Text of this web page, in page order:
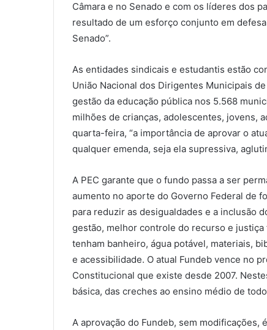
Câmara e no Senado e com os líderes dos
resultado de um esforço conjunto em
Senado”.
As entidades sindicais e estudantis estão
União Nacional dos Dirigentes Municipais
gestão da educação pública nos 5.568
milhões de crianças, adolescentes, jovens,
quarta-feira, “a importância de aprovar o
qualquer emenda, seja ela supressiva,
A PEC garante que o fundo passa a ser
aumento no aporte do Governo Federal de
para reduzir as desigualdades e a inclusão
gestão, melhor controle do recurso e
tenham banheiro, água potável, materiais,
e acessibilidade. O atual Fundeb vence no
Constitucional que existe desde 2007.
básica, das creches ao ensino médio de
A aprovação do Fundeb, sem modificações,